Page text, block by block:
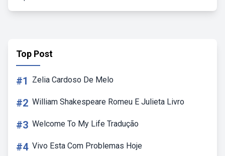
Top Post
#1 Zelia Cardoso De Melo
#2 William Shakespeare Romeu E Julieta Livro
#3 Welcome To My Life Tradução
#4 Vivo Esta Com Problemas Hoje